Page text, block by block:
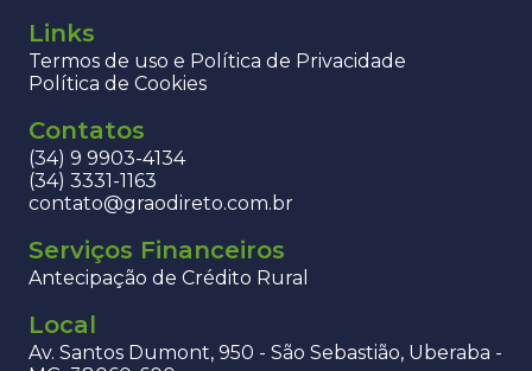
Links
Termos de uso e Política de Privacidade
Política de Cookies
Contatos
(34) 9 9903-4134
(34) 3331-1163
contato@graodireto.com.br
Serviços Financeiros
Antecipação de Crédito Rural
Local
Av. Santos Dumont, 950 - São Sebastião, Uberaba -